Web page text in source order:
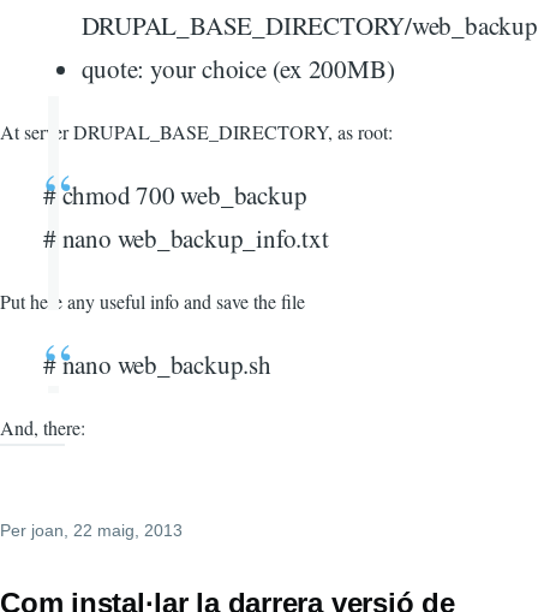
DRUPAL_BASE_DIRECTORY/web_backup
quote: your choice (ex 200MB)
At server DRUPAL_BASE_DIRECTORY, as root:
# chmod 700 web_backup
# nano web_backup_info.txt
Put here any useful info and save the file
# nano web_backup.sh
And, there:
Per joan , 22 maig, 2013
Com instal·lar la darrera versió de